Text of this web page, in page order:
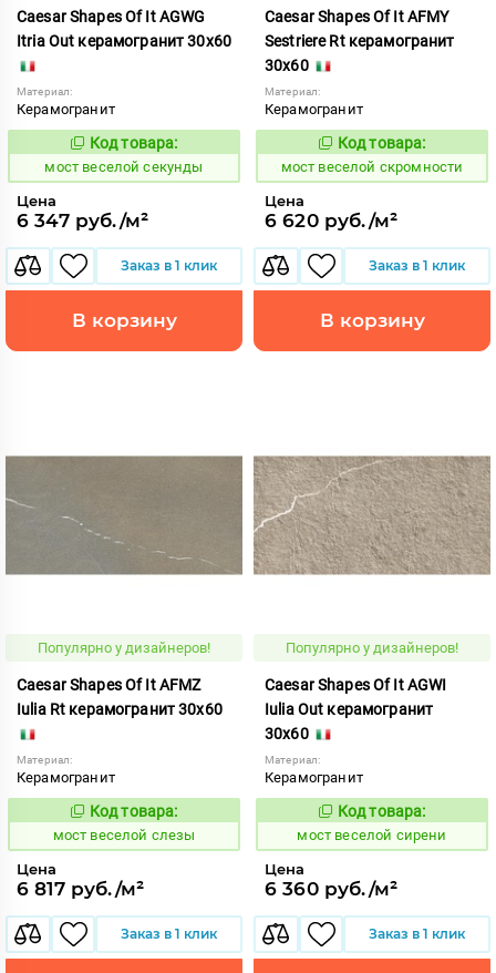
Caesar Shapes Of It AGWG
Itria Out керамогранит 30x60
Материал:
Керамогранит
1016837
Код товара:
мост веселой секунды
Цена
6 347 руб./м²
Заказ в 1 клик
В корзину
Caesar Shapes Of It AFMY
Sestriere Rt керамогранит
30x60
Материал:
Керамогранит
1016843
Код товара:
мост веселой скромности
Цена
6 620 руб./м²
Заказ в 1 клик
В корзину
Популярно у дизайнеров!
Caesar Shapes Of It AFMZ
Iulia Rt керамогранит 30x60
Материал:
Керамогранит
1016846
Код товара:
мост веселой слезы
Цена
6 817 руб./м²
Заказ в 1 клик
Популярно у дизайнеров!
Caesar Shapes Of It AGWI
Iulia Out керамогранит
30x60
Материал:
Керамогранит
1016839
Код товара:
мост веселой сирени
Цена
6 360 руб./м²
Заказ в 1 клик